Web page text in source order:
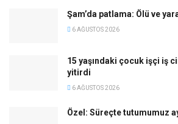
Şam’da patlama: Ölü ve
6 AĞUSTOS 2026
15 yaşındaki çocuk işçi iş
yitirdi
6 AĞUSTOS 2026
Özel: Süreçte tutumumuz